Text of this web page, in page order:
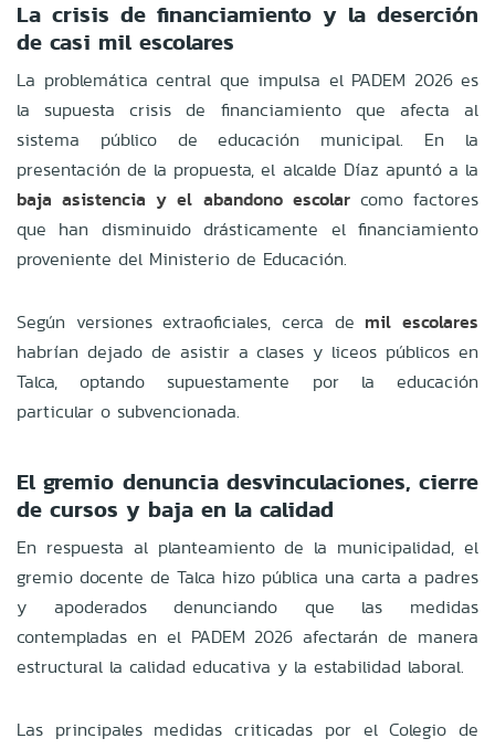
La crisis de financiamiento y la deserción
de casi mil escolares
La problemática central que impulsa el PADEM 2026 es
la supuesta crisis de financiamiento que afecta al
sistema público de educación municipal. En la
presentación de la propuesta, el alcalde Díaz apuntó a la
baja asistencia y el abandono escolarcomo factores
que han disminuido drásticamente el financiamiento
proveniente del Ministerio de Educación.
Según versiones extraoficiales, cerca de mil escolares
habrían dejado de asistir a clases y liceos públicos en
Talca, optando supuestamente por la educación
particular o subvencionada.
El gremio denuncia desvinculaciones, cierre
de cursos y baja en la calidad
En respuesta al planteamiento de la municipalidad, el
gremio docente de Talca hizo pública una carta a padres
y apoderados denunciando que las medidas
contempladas en el PADEM 2026 afectarán de manera
estructural la calidad educativa y la estabilidad laboral.
Las principales medidas criticadas por el Colegio de